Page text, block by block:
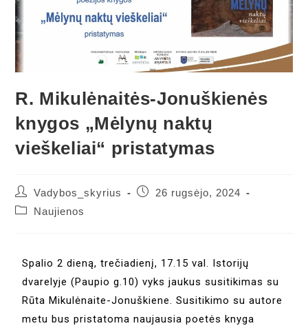
R. Mikulėnaitės-Jonuškienės
knygos „Mėlynų naktų
vieškeliai“ pristatymas
Vadybos_skyrius
26 rugsėjo, 2024
Naujienos
Spalio 2 dieną, trečiadienį, 17.15 val. Istorijų
dvarelyje (Paupio g.10) vyks jaukus susitikimas su
Rūta Mikulėnaite-Jonuškiene. Susitikimo su autore
metu bus pristatoma naujausia poetės knyga